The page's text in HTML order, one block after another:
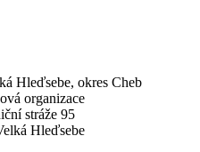
Hleďsebe, okres Cheb
organizace
stráže 95
Hleďsebe